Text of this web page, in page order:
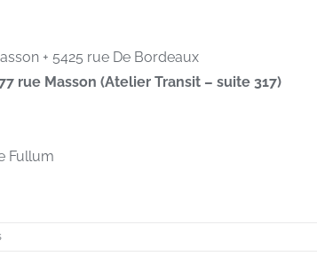
+ 5425 rue De Bordeaux
rue Masson (Atelier Transit – suite 317)
Fullum
sur